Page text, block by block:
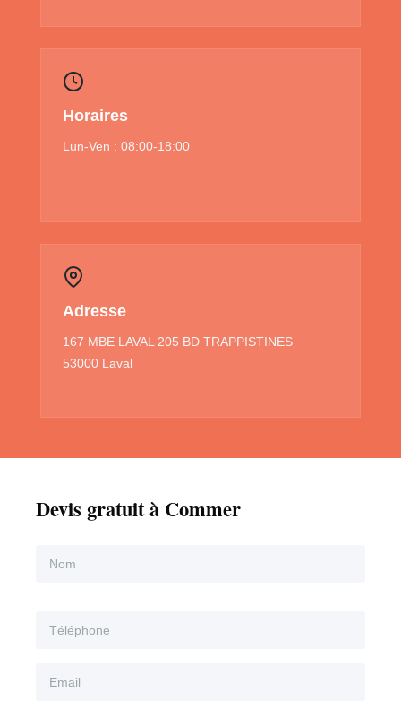
Horaires
Lun-Ven : 08:00-18:00
Adresse
167 MBE LAVAL 205 BD TRAPPISTINES
53000 Laval
Devis gratuit à Commer